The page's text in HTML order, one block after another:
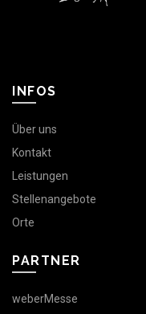
INFOS
Über uns
Kontakt
Leistungen
Stellenangebote
Orte
PARTNER
weberMesse